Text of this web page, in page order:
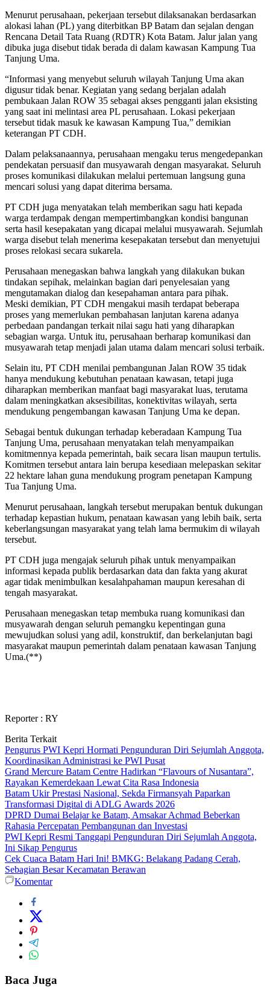
Menurut perusahaan, pekerjaan tersebut dilaksanakan berdasarkan
alokasi lahan (PL) yang diterbitkan BP Batam dan sejalan dengan
Rencana Detail Tata Ruang (RDTR) Kota Batam. Jalur jalan yang
dibuka juga disebut tidak berada di dalam kawasan Kampung Tua
Tanjung Uma.
“Informasi yang menyebut seluruh wilayah Tanjung Uma akan
digusur tidak benar. Kegiatan yang sedang berjalan adalah
pembukaan Jalan ROW 35 sebagai akses pengganti jalan eksisting
yang saat ini melintasi area PL perusahaan. Lokasi pekerjaan
tersebut tidak masuk ke kawasan Kampung Tua,” demikian
keterangan PT CDH.
Dalam pelaksanaannya, perusahaan mengaku terus mengedepankan
pendekatan persuasif dan musyawarah dengan masyarakat. Seluruh
proses komunikasi dilakukan melalui pertemuan langsung guna
mencari solusi yang dapat diterima bersama.
PT CDH juga menyatakan telah memberikan sagu hati kepada
warga terdampak dengan mempertimbangkan kondisi bangunan
serta hasil kesepakatan yang dicapai melalui musyawarah. Sejumlah
warga disebut telah menerima kesepakatan tersebut dan menyetujui
proses relokasi secara sukarela.
Perusahaan menegaskan bahwa langkah yang dilakukan bukan
tindakan sepihak, melainkan bagian dari penyelesaian yang
mengutamakan dialog dan kesepahaman antara para pihak.
Meski demikian, PT CDH mengakui masih terdapat beberapa
proses yang memerlukan pembahasan lanjutan karena adanya
perbedaan pandangan terkait nilai sagu hati yang diharapkan
sebagian warga. Untuk itu, perusahaan berharap komunikasi dan
musyawarah tetap menjadi jalan utama dalam mencari solusi terbaik.
Selain itu, PT CDH menilai pembangunan Jalan ROW 35 tidak
hanya mendukung kebutuhan penataan kawasan, tetapi juga
diharapkan memberikan manfaat bagi masyarakat luas, terutama
dalam meningkatkan aksesibilitas, konektivitas wilayah, serta
mendukung pengembangan kawasan Tanjung Uma ke depan.
Sebagai bentuk dukungan terhadap keberadaan Kampung Tua
Tanjung Uma, perusahaan menyatakan telah menyampaikan
komitmennya kepada pemerintah, baik secara lisan maupun tertulis.
Komitmen tersebut antara lain berupa kesediaan melepaskan sekitar
22 hektare lahan guna mendukung program penetapan Kampung
Tua Tanjung Uma.
Menurut perusahaan, langkah tersebut merupakan bentuk dukungan
terhadap kepastian hukum, penataan kawasan yang lebih baik, serta
keberlangsungan masyarakat yang telah lama bermukim di wilayah
tersebut.
PT CDH juga mengajak seluruh pihak untuk menyampaikan
informasi kepada publik berdasarkan data dan fakta yang akurat
agar tidak menimbulkan kesalahpahaman maupun keresahan di
tengah masyarakat.
Perusahaan menegaskan tetap membuka ruang komunikasi dan
musyawarah dengan seluruh pemangku kepentingan guna
mewujudkan solusi yang adil, konstruktif, dan berkelanjutan bagi
masyarakat maupun pemerintah dalam penataan kawasan Tanjung
Uma.(**)
Reporter : RY
Berita Terkait
Pengurus PWI Kepri Hormati Pengunduran Diri Sejumlah Anggota,
Koordinasikan Administrasi ke PWI Pusat
Grand Mercure Batam Centre Hadirkan “Flavours of Nusantara”,
Rayakan Kemerdekaan Lewat Cita Rasa Indonesia
Batam Ukir Prestasi Nasional, Sekda Firmansyah Paparkan
Transformasi Digital di ADLG Awards 2026
DPRD Dumai Belajar ke Batam, Amsakar Achmad Beberkan
Rahasia Percepatan Pembangunan dan Investasi
PWI Kepri Resmi Tanggapi Pengunduran Diri Sejumlah Anggota,
Ini Sikap Pengurus
Cek Cuaca Batam Hari Ini! BMKG: Belakang Padang Cerah,
Sebagian Besar Kecamatan Berawan
Komentar
Baca Juga